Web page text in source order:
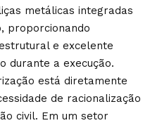
metálicas integradas
proporcionando
e excelente
durante a execução.
está diretamente
de racionalização
civil. Em um setor